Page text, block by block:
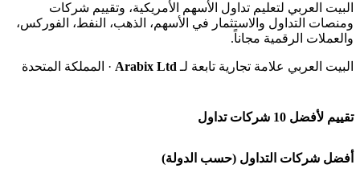
البيت العربي لتعليم تداول الأسهم الأمريكية، وتقييم شركات
ومنصات التداول والاستثمار في الأسهم، الذهب، النفط، الفوركس،
والعملات الرقمية مجاناً.
البيت العربي علامة تجارية تابعة لـ Arabix Ltd · المملكة المتحدة
تقييم لأفضل 10 شركات تداول
شركة Capital.com
أفضل شركات التداول (حسب الدولة)